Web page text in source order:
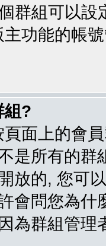
群組可以
功能的帳
組?
面上的會
是所有的
放的, 您可
會問您為
為群組管理